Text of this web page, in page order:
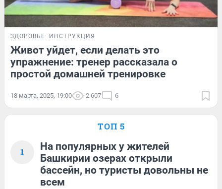
ЗДОРОВЬЕ ИНСТРУКЦИЯ
Живот уйдет, если делать это
упражнение: тренер рассказала о
простой домашней тренировке
18 марта, 2025, 19:00 2 607 6
ТОП 5
1
На популярных у жителей
Башкирии озерах открыли
бассейн, но туристы довольны не
всем